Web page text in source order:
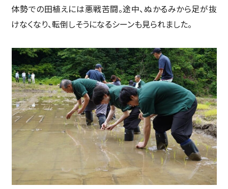
体勢での田植えには悪戦苦闘。途中、ぬかるみから足が抜
けなくなり、転倒しそうになるシーンも見られました。